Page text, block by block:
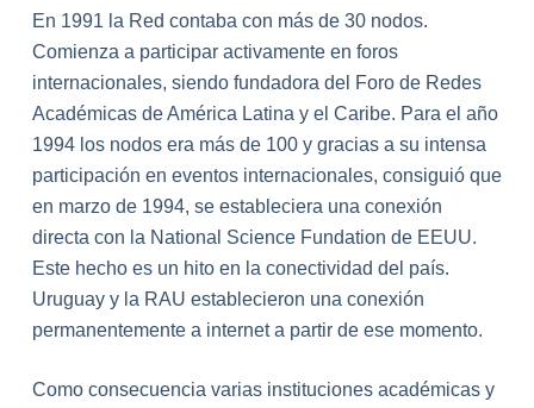
En 1991 la Red contaba con más de 30 nodos.
Comienza a participar activamente en foros
internacionales, siendo fundadora del Foro de Redes
Académicas de América Latina y el Caribe. Para el año
1994 los nodos era más de 100 y gracias a su intensa
participación en eventos internacionales, consiguió que
en marzo de 1994, se estableciera una conexión
directa con la National Science Fundation de EEUU.
Este hecho es un hito en la conectividad del país.
Uruguay y la RAU establecieron una conexión
permanentemente a internet a partir de ese momento.
Como consecuencia varias instituciones académicas y